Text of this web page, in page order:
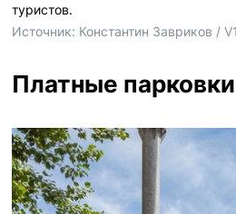
туристов.
Источник: Константин Завриков /
Платные парковки